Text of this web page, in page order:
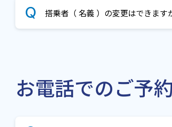
搭乗者（ 名義 ）の変更はできます
お電話でのご予